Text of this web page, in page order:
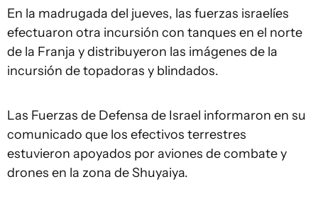
En la madrugada del jueves, las fuerzas israelíes
efectuaron otra incursión con tanques en el norte
de la Franja y distribuyeron las imágenes de la
incursión de topadoras y blindados.
Las Fuerzas de Defensa de Israel informaron en su
comunicado que los efectivos terrestres
estuvieron apoyados por aviones de combate y
drones en la zona de Shuyaiya.